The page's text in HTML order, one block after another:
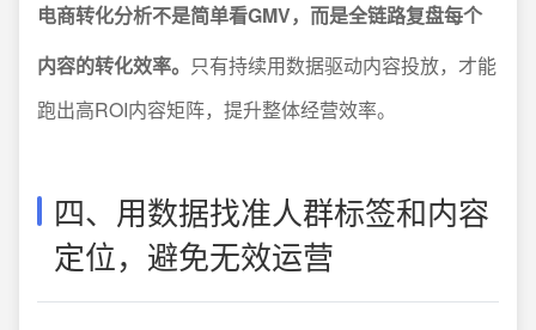
电商转化分析不是简单看GMV，而是全链路复盘每个
内容的转化效率。 只有持续用数据驱动内容投放，才能
跑出高ROI内容矩阵，提升整体经营效率。
四、用数据找准人群标签和内容
定位，避免无效运营